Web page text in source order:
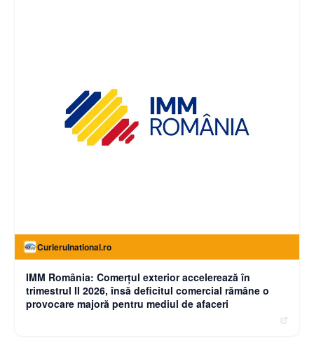
Curierulnational.ro
IMM România: Comerțul exterior accelerează în
trimestrul II 2026, însă deficitul comercial rămâne o
provocare majoră pentru mediul de afaceri